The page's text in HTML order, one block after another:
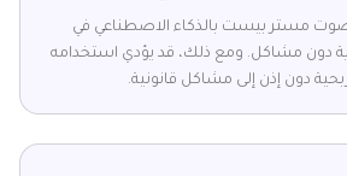
مستر بيست بالذكاء الاصطناعي في
دون مشاكل. ومع ذلك، قد يؤدي استخدامه
دون إذن إلى مشاكل قانونية.